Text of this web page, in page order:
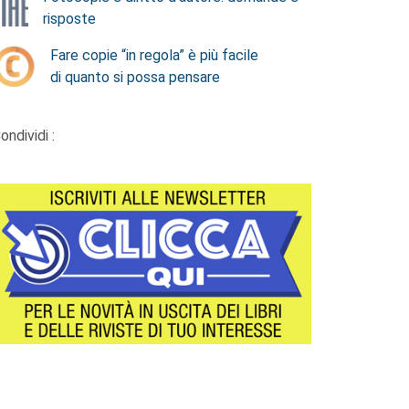
risposte
Fare copie “in regola” è più facile
di quanto si possa pensare
: